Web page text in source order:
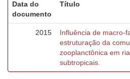
Data do
documento
Título
2015
Influência de macro-
estruturação da
zooplanctônica em
subtropicais.